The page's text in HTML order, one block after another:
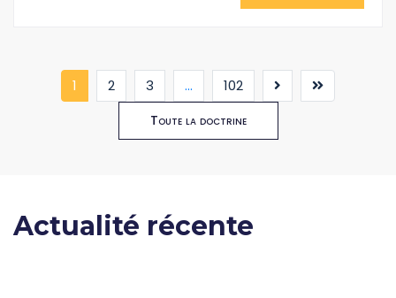
1 (current)
2 3 ... 102
Toute la doctrine
Actualité récente